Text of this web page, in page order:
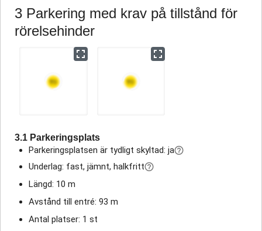
3 Parkering med krav på tillstånd för
rörelsehinder
3.1 Parkeringsplats
Parkeringsplatsen är tydligt skyltad: ja
Underlag: fast, jämnt, halkfritt
Längd: 10 m
Avstånd till entré: 93 m
Antal platser: 1 st